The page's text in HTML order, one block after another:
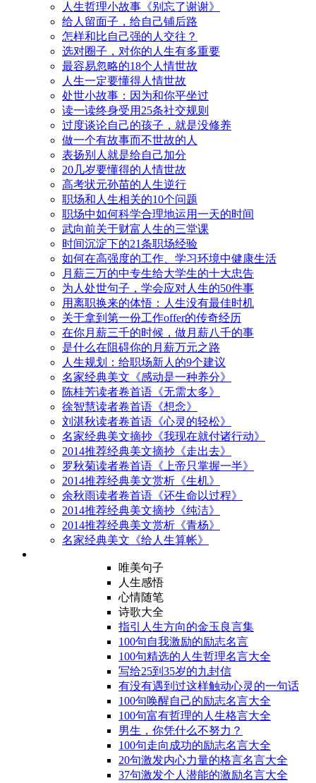
人生哲理小故事《别忘了谢谢》
给人留面子，给自己铺后路
怎样和比自己强的人交往？
选对圈子，对你的人生有多重要
最容易忽略的18个人情世故
人生一定要懂得人情世故
处世小故事：因为和你平坐过
读一读终身受用25条社交规则
过度谈论自己的孩子，就是没修养
做一个有故事而不世故的人
表扬别人就是给自己加分
20几岁要懂得的人情世故
高考状元孙苗的人生逆行
职场和人生相关的10个问题
职场中如何科学合理地运用一天的时间
武向前关于财富人生的三堂课
时间沉淀下的21条职场经验
如何在高强度的工作、学习环境中健康生活
月薪三万的中专生给大学生的十大忠告
为人处世句子，学会应对人生的50件事
用离职换来的体悟：人生没有最佳时机
关于拿到第一份工作offer的传奇经历
在你月薪三千的时候，做月薪八千的事
是什么在阻碍你的月薪万元之路
人生规划：给职场新人的9个建议
名家经典美文《感动是一种养分》
陈桂芳读者卷首语《无需太多》
徐智慧读者卷首语《想念》
刘湛秋读者卷首语《心灵的轻松》
名家经典美文摘抄《我现在就付诸行动》
2014推荐经典美文摘抄《走出去》
罗秋菊读者卷首语《上帝只掌握一半》
2014推荐经典美文赏析《生机》
余秋雨读者卷首语《还生命以过程》
2014推荐经典美文摘抄《纯洁》
2014推荐经典美文赏析《青杨》
名家经典美文《给人生算帐》
唯美句子
人生感悟
心情随笔
诗歌大全
指引人生方向的金玉良言集
100句自我激励的励志名言
100句精选的人生哲理名言大全
写给25到35岁的九封信
有没有遇到过这样触动心灵的一句话
100句唤醒自己的励志名言大全
100句富有哲理的人生格言大全
男生，你凭什么不努力？
100句走向成功的励志名言大全
20句激发内心力量的格言名言大全
37句激发个人潜能的激励名言大全